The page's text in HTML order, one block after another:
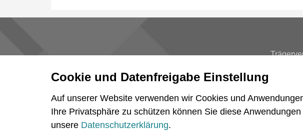
Impressum
Cookie und Datenfreigabe Einstellung
Auf unserer Website verwenden wir Cookies und
Ihre Privatsphäre zu schützen können Sie diese
unsere Datenschutzerklärung.